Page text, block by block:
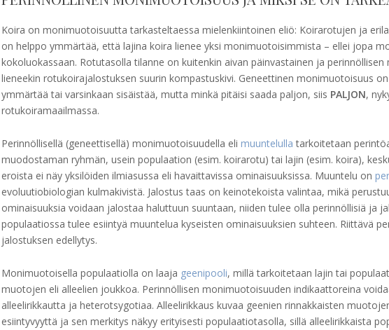
Koira on monimuotoisuutta tarkasteltaessa mielenkiintoinen eliö: Koirarotujen ja
on helppo ymmärtää, että lajina koira lienee yksi monimuotoisimmista – ellei jopa
kokoluokassaan. Rotutasolla tilanne on kuitenkin aivan päinvastainen ja
lieneekin rotukoirajalostuksen suurin kompastuskivi. Geneettinen monimuotoisuus
ymmärtää tai varsinkaan sisäistää, mutta minkä pitäisi saada paljon, siis PALJON,
rotukoiramaailmassa.
Perinnöllisellä (geneettisellä) monimuotoisuudella eli muuntelulla tarkoitetaan
muodostaman ryhmän, usein populaation (esim. koirarotu) tai lajin (esim. koira),
eroista ei näy yksilöiden ilmiasussa eli havaittavissa ominaisuuksissa. Muuntelu on
evoluutiobiologian kulmakivistä. Jalostus taas on keinotekoista valintaa, mikä
ominaisuuksia voidaan jalostaa haluttuun suuntaan, niiden tulee olla perinnöllisiä ja
populaatiossa tulee esiintyä muuntelua kyseisten ominaisuuksien suhteen. Riittävä
jalostuksen edellytys.
Monimuotoisella populaatiolla on laaja geenipooli, millä tarkoitetaan lajin tai
muotojen eli alleelien joukkoa. Perinnöllisen monimuotoisuuden indikaattoreina
alleelirikkautta ja heterotsygotiaa. Alleelirikkaus kuvaa geenien rinnakkaisten
esiintyvyyttä ja sen merkitys näkyy erityisesti populaatiotasolla, sillä alleelirikkaista